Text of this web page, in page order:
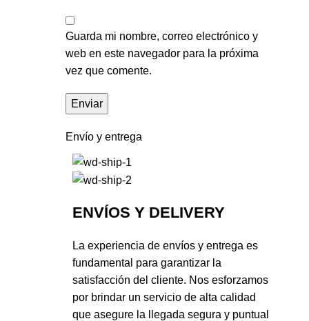
Guarda mi nombre, correo electrónico y
web en este navegador para la próxima
vez que comente.
Envío y entrega
ENVÍOS Y DELIVERY
La experiencia de envíos y entrega es
fundamental para garantizar la
satisfacción del cliente. Nos esforzamos
por brindar un servicio de alta calidad
que asegure la llegada segura y puntual